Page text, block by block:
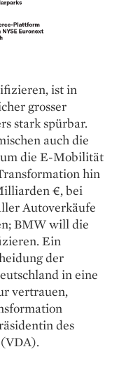
ist in
grosser
stark spürbar.
auch die
die E-Mobilität
hin
€, bei
Autoverkäufe
BMW will die
Ein
der
in eine
vertrauen,
des